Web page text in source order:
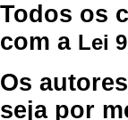
Todos os
com a Lei
Os
seja por